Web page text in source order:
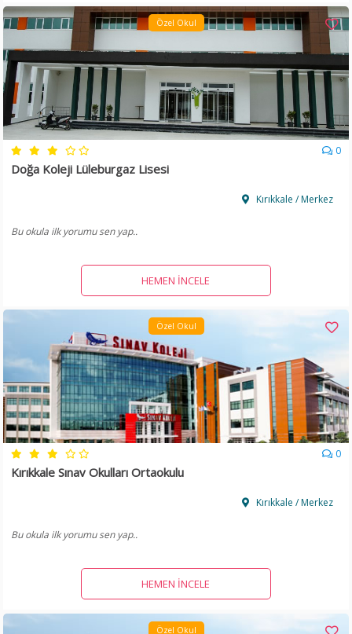
Özel Okul
0
Doğa Koleji Lüleburgaz Lisesi
Kırıkkale / Merkez
Bu okula ilk yorumu sen yap..
HEMEN İNCELE
Özel Okul
0
Kırıkkale Sınav Okulları Ortaokulu
Kırıkkale / Merkez
Bu okula ilk yorumu sen yap..
HEMEN İNCELE
Özel Okul